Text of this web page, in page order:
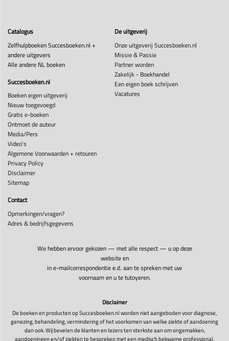
Catalogus
Zelfhulpboeken Succesboeken.nl +
andere uitgevers
Alle andere NL boeken
Succesboeken.nl
Boeken eigen uitgeverij
Nieuw toegevoegd
Gratis e-boeken
Ontmoet de auteur
Media/Pers
Video's
Algemene Voorwaarden + retouren
Privacy Policy
Disclaimer
Sitemap
De uitgeverij
Onze uitgeverij Succesboeken.nl
Missie & Passie
Partner worden
Zakelijk - Boekhandel
Een eigen boek schrijven
Vacatures
Contact
Opmerkingen/vragen?
Adres & bedrijfsgegevens
We hebben ervoor gekozen — met alle respect — u op deze
website en
in e-mailcorrespondentie e.d. aan te spreken met uw
voornaam en u te tutoyeren.
Disclaimer
De boeken en producten op Succesboeken.nl worden niet aangeboden voor diagnose,
genezing, behandeling, vermindering of het voorkomen van welke ziekte of aandoening
dan ook. Wij bevelen de klanten en lezers ten sterkste aan om ongemakken,
aandoeningen en/of ziekten te bespreken met een medisch bekwame professional.